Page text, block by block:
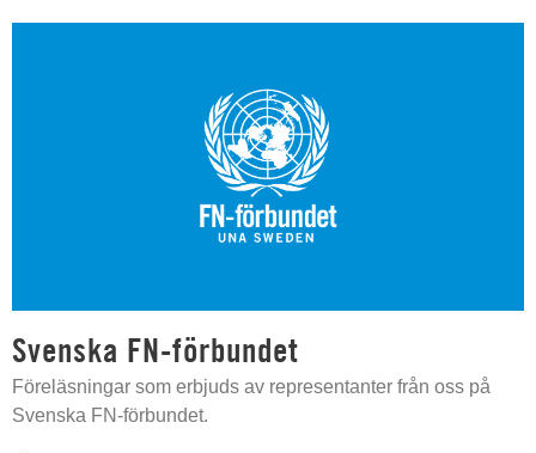
Svenska FN-förbundet
Föreläsningar som erbjuds av representanter från oss på
Svenska FN-förbundet.